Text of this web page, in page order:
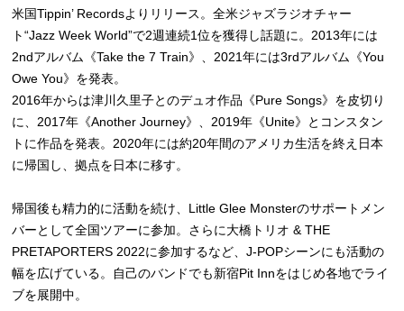
米国Tippin’ Recordsよりリリース。全米ジャズラジオチャー
ト“Jazz Week World”で2週連続1位を獲得し話題に。2013年には
2ndアルバム《Take the 7 Train》、2021年には3rdアルバム《You
Owe You》を発表。
2016年からは津川久里子とのデュオ作品《Pure Songs》を皮切り
に、2017年《Another Journey》、2019年《Unite》とコンスタン
トに作品を発表。2020年には約20年間のアメリカ生活を終え日本
に帰国し、拠点を日本に移す。
帰国後も精力的に活動を続け、Little Glee Monsterのサポートメン
バーとして全国ツアーに参加。さらに大橋トリオ & THE
PRETAPORTERS 2022に参加するなど、J-POPシーンにも活動の
幅を広げている。自己のバンドでも新宿Pit Innをはじめ各地でライ
ブを展開中。